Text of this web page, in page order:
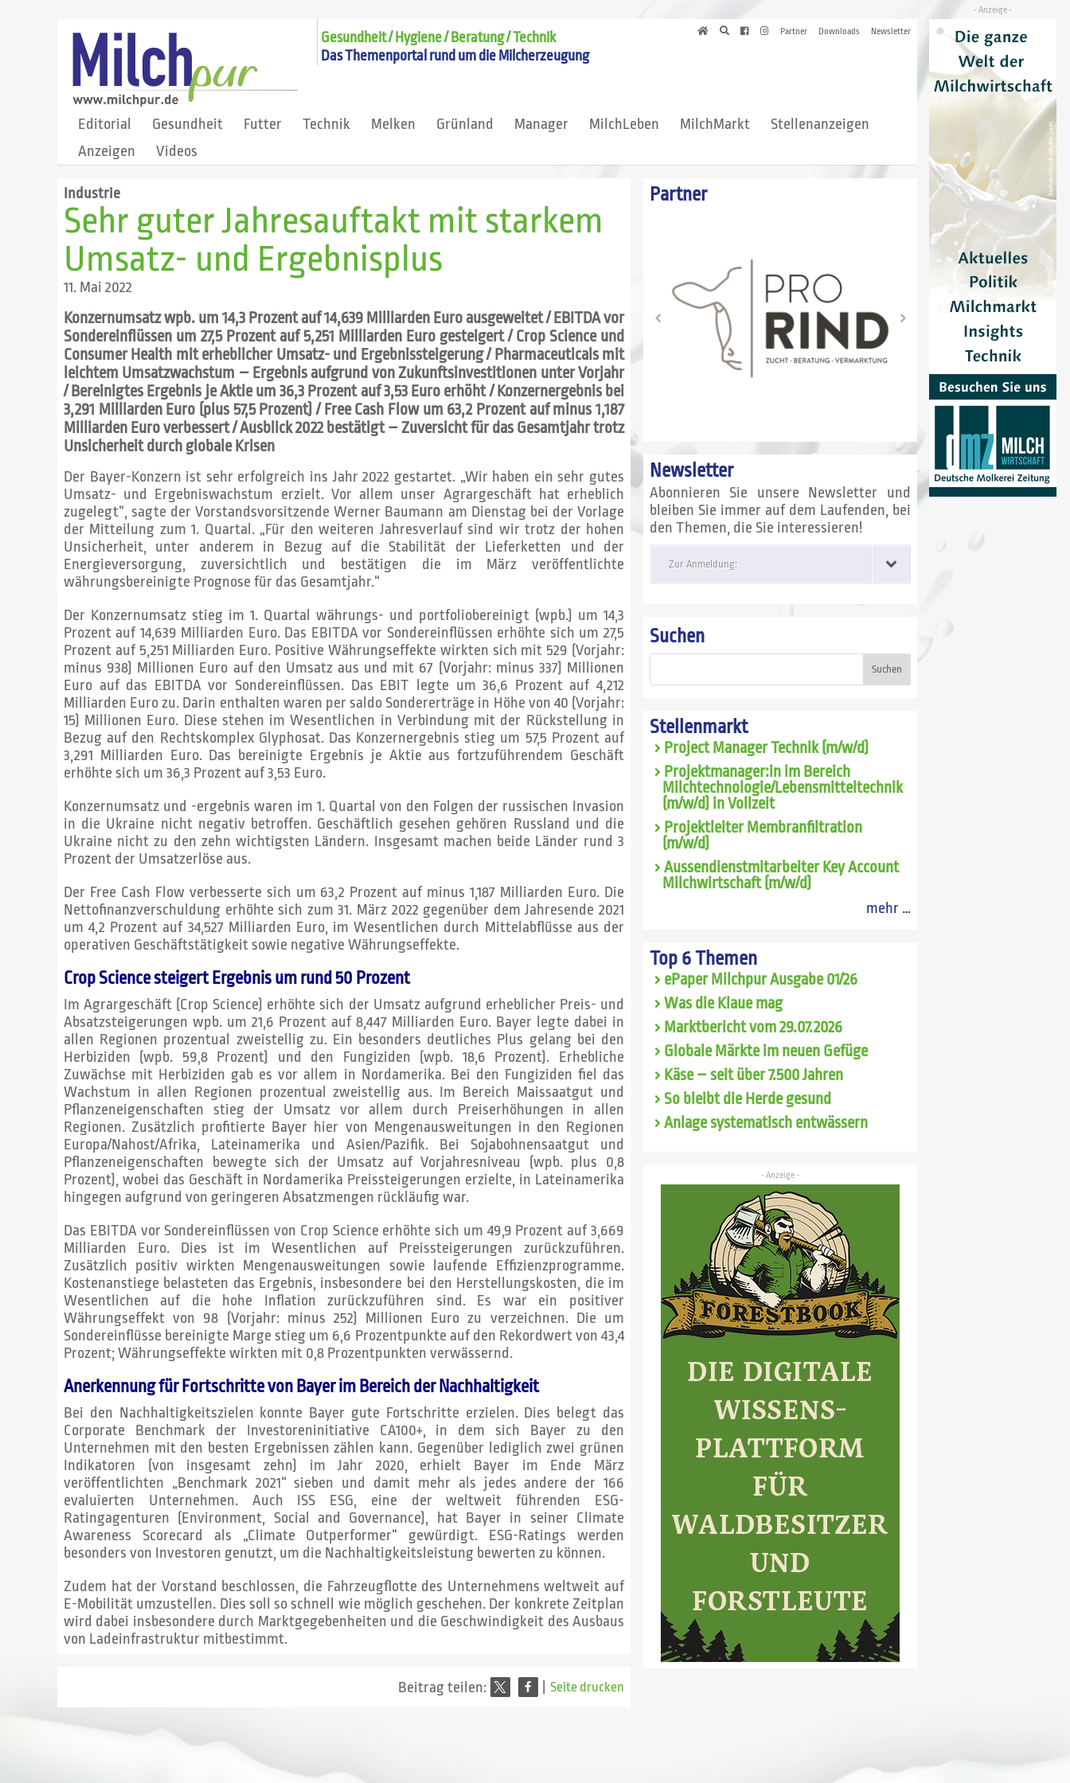
Partner Downloads Newsletter
Gesundheit / Hygiene / Beratung / Technik
Das Themenportal rund um die Milcherzeugung
Editorial Gesundheit Futter Technik Melken Grünland Manager MilchLeben MilchMarkt
Stellenanzeigen
Anzeigen
Videos
Industrie
Sehr guter Jahresauftakt mit starkem
Umsatz- und Ergebnisplus
11. Mai 2022
Konzernumsatz wpb. um 14,3 Prozent auf 14,639 Milliarden Euro ausgeweitet / EBITDA vor
Sondereinflüssen um 27,5 Prozent auf 5,251 Milliarden Euro gesteigert / Crop Science und
Consumer Health mit erheblicher Umsatz- und Ergebnissteigerung / Pharmaceuticals mit
leichtem Umsatzwachstum – Ergebnis aufgrund von Zukunftsinvestitionen unter Vorjahr
/ Bereinigtes Ergebnis je Aktie um 36,3 Prozent auf 3,53 Euro erhöht / Konzernergebnis bei
3,291 Milliarden Euro (plus 57,5 Prozent) / Free Cash Flow um 63,2 Prozent auf minus 1,187
Milliarden Euro verbessert / Ausblick 2022 bestätigt – Zuversicht für das Gesamtjahr trotz
Unsicherheit durch globale Krisen
Der Bayer-Konzern ist sehr erfolgreich ins Jahr 2022 gestartet. „Wir haben ein sehr gutes
Umsatz- und Ergebniswachstum erzielt. Vor allem unser Agrargeschäft hat erheblich
zugelegt“, sagte der Vorstandsvorsitzende Werner Baumann am Dienstag bei der Vorlage
der Mitteilung zum 1. Quartal. „Für den weiteren Jahresverlauf sind wir trotz der hohen
Unsicherheit, unter anderem in Bezug auf die Stabilität der Lieferketten und der
Energieversorgung, zuversichtlich und bestätigen die im März veröffentlichte
währungsbereinigte Prognose für das Gesamtjahr.“
Der Konzernumsatz stieg im 1. Quartal währungs- und portfoliobereinigt (wpb.) um 14,3
Prozent auf 14,639 Milliarden Euro. Das EBITDA vor Sondereinflüssen erhöhte sich um 27,5
Prozent auf 5,251 Milliarden Euro. Positive Währungseffekte wirkten sich mit 529 (Vorjahr:
minus 938) Millionen Euro auf den Umsatz aus und mit 67 (Vorjahr: minus 337) Millionen
Euro auf das EBITDA vor Sondereinflüssen. Das EBIT legte um 36,6 Prozent auf 4,212
Milliarden Euro zu. Darin enthalten waren per saldo Sondererträge in Höhe von 40 (Vorjahr:
15) Millionen Euro. Diese stehen im Wesentlichen in Verbindung mit der Rückstellung in
Bezug auf den Rechtskomplex Glyphosat. Das Konzernergebnis stieg um 57,5 Prozent auf
3,291 Milliarden Euro. Das bereinigte Ergebnis je Aktie aus fortzuführendem Geschäft
erhöhte sich um 36,3 Prozent auf 3,53 Euro.
Konzernumsatz und -ergebnis waren im 1. Quartal von den Folgen der russischen Invasion
in die Ukraine nicht negativ betroffen. Geschäftlich gesehen gehören Russland und die
Ukraine nicht zu den zehn wichtigsten Ländern. Insgesamt machen beide Länder rund 3
Prozent der Umsatzerlöse aus.
Der Free Cash Flow verbesserte sich um 63,2 Prozent auf minus 1,187 Milliarden Euro. Die
Nettofinanzverschuldung erhöhte sich zum 31. März 2022 gegenüber dem Jahresende 2021
um 4,2 Prozent auf 34,527 Milliarden Euro, im Wesentlichen durch Mittelabflüsse aus der
operativen Geschäftstätigkeit sowie negative Währungseffekte.
Crop Science steigert Ergebnis um rund 50 Prozent
Im Agrargeschäft (Crop Science) erhöhte sich der Umsatz aufgrund erheblicher Preis- und
Absatzsteigerungen wpb. um 21,6 Prozent auf 8,447 Milliarden Euro. Bayer legte dabei in
allen Regionen prozentual zweistellig zu. Ein besonders deutliches Plus gelang bei den
Herbiziden (wpb. 59,8 Prozent) und den Fungiziden (wpb. 18,6 Prozent). Erhebliche
Zuwächse mit Herbiziden gab es vor allem in Nordamerika. Bei den Fungiziden fiel das
Wachstum in allen Regionen prozentual zweistellig aus. Im Bereich Maissaatgut und
Pflanzeneigenschaften stieg der Umsatz vor allem durch Preiserhöhungen in allen
Regionen. Zusätzlich profitierte Bayer hier von Mengenausweitungen in den Regionen
Europa/Nahost/Afrika, Lateinamerika und Asien/Pazifik. Bei Sojabohnensaatgut und
Pflanzeneigenschaften bewegte sich der Umsatz auf Vorjahresniveau (wpb. plus 0,8
Prozent), wobei das Geschäft in Nordamerika Preissteigerungen erzielte, in Lateinamerika
hingegen aufgrund von geringeren Absatzmengen rückläufig war.
Das EBITDA vor Sondereinflüssen von Crop Science erhöhte sich um 49,9 Prozent auf 3,669
Milliarden Euro. Dies ist im Wesentlichen auf Preissteigerungen zurückzuführen.
Zusätzlich positiv wirkten Mengenausweitungen sowie laufende Effizienzprogramme.
Kostenanstiege belasteten das Ergebnis, insbesondere bei den Herstellungskosten, die im
Wesentlichen auf die hohe Inflation zurückzuführen sind. Es war ein positiver
Währungseffekt von 98 (Vorjahr: minus 252) Millionen Euro zu verzeichnen. Die um
Sondereinflüsse bereinigte Marge stieg um 6,6 Prozentpunkte auf den Rekordwert von 43,4
Prozent; Währungseffekte wirkten mit 0,8 Prozentpunkten verwässernd.
Anerkennung für Fortschritte von Bayer im Bereich der Nachhaltigkeit
Bei den Nachhaltigkeitszielen konnte Bayer gute Fortschritte erzielen. Dies belegt das
Corporate Benchmark der Investoreninitiative CA100+, in dem sich Bayer zu den
Unternehmen mit den besten Ergebnissen zählen kann. Gegenüber lediglich zwei grünen
Indikatoren (von insgesamt zehn) im Jahr 2020, erhielt Bayer im Ende März
veröffentlichten „Benchmark 2021“ sieben und damit mehr als jedes andere der 166
evaluierten Unternehmen. Auch ISS ESG, eine der weltweit führenden ESG-
Ratingagenturen (Environment, Social and Governance), hat Bayer in seiner Climate
Awareness Scorecard als „Climate Outperformer“ gewürdigt. ESG-Ratings werden
besonders von Investoren genutzt, um die Nachhaltigkeitsleistung bewerten zu können.
Zudem hat der Vorstand beschlossen, die Fahrzeugflotte des Unternehmens weltweit auf
E-Mobilität umzustellen. Dies soll so schnell wie möglich geschehen. Der konkrete Zeitplan
wird dabei insbesondere durch Marktgegebenheiten und die Geschwindigkeit des Ausbaus
von Ladeinfrastruktur mitbestimmt.
Beitrag teilen: Seite drucken
Partner
Newsletter
Abonnieren Sie unsere Newsletter und
bleiben Sie immer auf dem Laufenden, bei
den Themen, die Sie interessieren!
Zur Anmeldung:
Suchen
Suchen
Stellenmarkt
Project Manager Technik (m/w/d)
Projektmanager:in im Bereich
Milchtechnologie/Lebensmitteltechnik
(m/w/d) in Vollzeit
Projektleiter Membranfiltration
(m/w/d)
Aussendienstmitarbeiter Key Account
Milchwirtschaft (m/w/d)
mehr …
Top 6 Themen
ePaper Milchpur Ausgabe 01/26
Was die Klaue mag
Marktbericht vom 29.07.2026
Globale Märkte im neuen Gefüge
Käse – seit über 7.500 Jahren
So bleibt die Herde gesund
Anlage systematisch entwässern